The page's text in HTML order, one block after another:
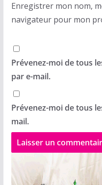
Enregistrer mon nom,
navigateur pour mon
Prévenez-moi de tous
par e-mail.
Prévenez-moi de tous
mail.